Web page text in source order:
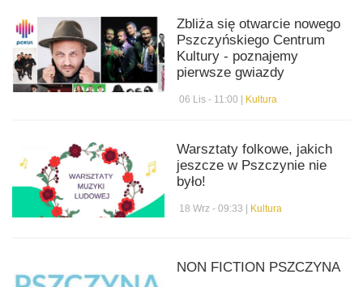
Zbliża się otwarcie nowego
Pszczyńskiego Centrum
Kultury - poznajemy
pierwsze gwiazdy
06 Lis - 11:00 | Kultura
Warsztaty folkowe, jakich
jeszcze w Pszczynie nie
było!
18 Wrz - 09:33 | Kultura
NON FICTION PSZCZYNA